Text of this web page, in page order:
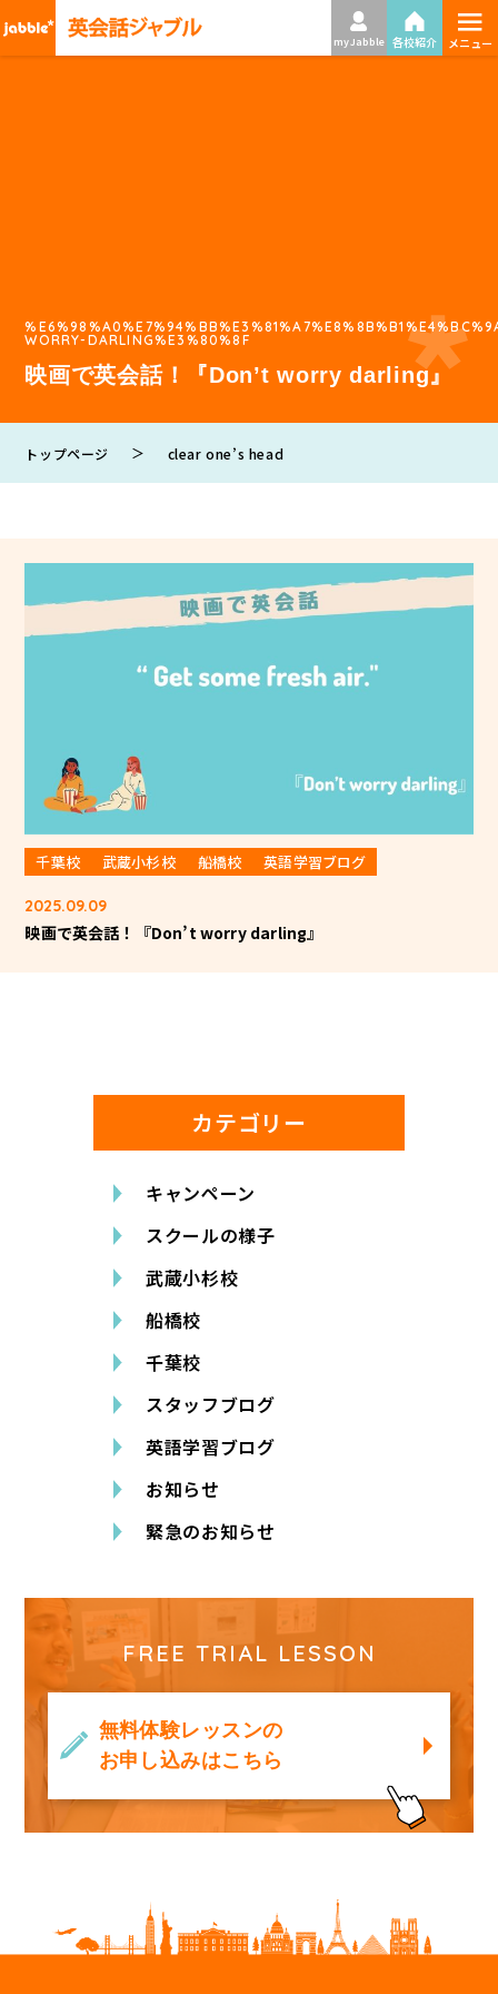
my Jabble 各校紹介 ≡
メニュー
WORRY-DARLING%E3%80%8F
映画で英会話！『Don’t worry darling』
トップページ ＞ clear one’s head
千葉校 武蔵小杉校 船橋校 英語学習ブログ
2025.09.09
映画で英会話！『Don’t worry darling』
カテゴリー
キャンペーン
スクールの様子
武蔵小杉校
船橋校
千葉校
スタッフブログ
英語学習ブログ
お知らせ
緊急のお知らせ
FREE TRIAL LESSON
無料体験レッスンの
お申し込みはこちら